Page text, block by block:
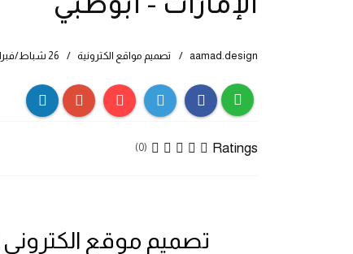
الإمارات - أبوظبي
aamad.design تصميم مواقع الكترونية 26 شباط/فبراير 2020
Ratings
(0)
تصميم موقع